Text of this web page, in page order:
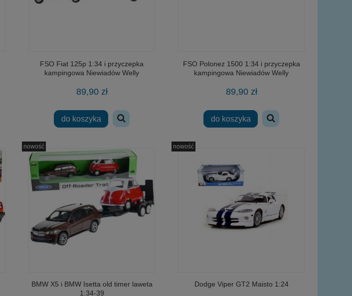
FSO Fiat 125p 1:34 i przyczepka
kampingowa Niewiadów Welly
89,90 zł
do koszyka
FSO Polonez 1500 1:34 i przyczepka
kampingowa Niewiadów Welly
89,90 zł
do koszyka
BMW X5 i BMW Isetta old timer laweta
1:34-39
nowość
Dodge Viper GT2 Maisto 1:24
nowość